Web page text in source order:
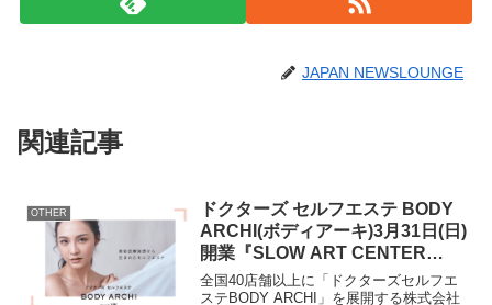
JAPAN NEWSLOUNGE
関連記事
OTHER
ドクターズ セルフエステ BODY
ARCHI(ボディアーキ)3月31日(日)
開業『SLOW ART CENTER
NAGOYA』に出店決定
全国40店舗以上に「ドクターズセルフエ
ステBODY ARCHI」を展開する株式会社